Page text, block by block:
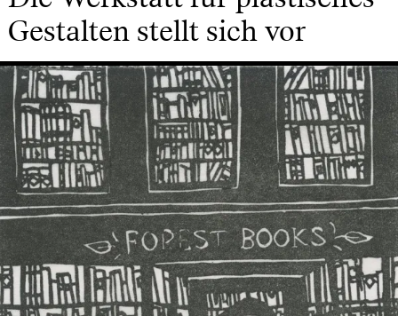
Gestalten stellt sich vor